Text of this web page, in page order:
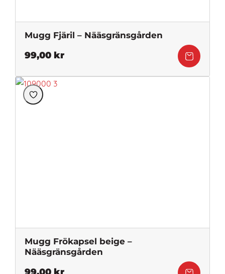
Mugg Fjäril – Nääsgränsgården
99,00 kr
Mugg Frökapsel beige –
Nääsgränsgården